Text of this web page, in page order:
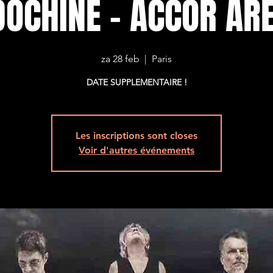
- ACCOR
za 28 feb
  |
Paris
DATE SUPPLEMENTAIRE !
Les inscriptions sont closes
Voir d'autres événements